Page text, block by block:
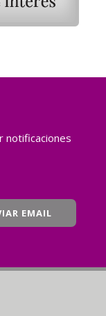
notificaciones